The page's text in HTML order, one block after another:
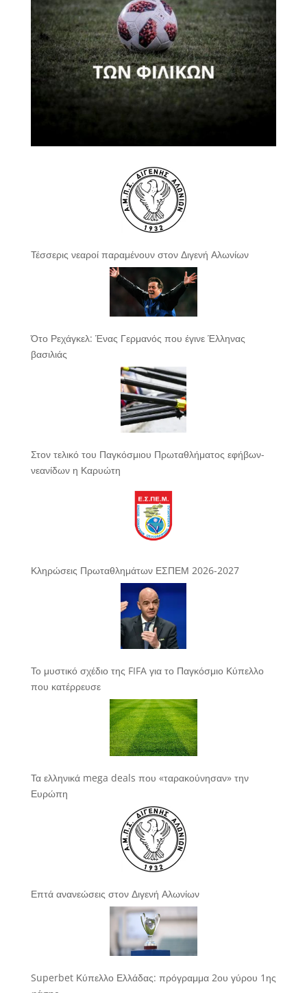
Τέσσερις νεαροί παραμένουν στον Διγενή Αλωνίων
Ότο Ρεχάγκελ: Ένας Γερμανός που έγινε Έλληνας
βασιλιάς
Στον τελικό του Παγκόσμιου Πρωταθλήματος εφήβων-
νεανίδων η Καρυώτη
Κληρώσεις Πρωταθλημάτων ΕΣΠΕΜ 2026-2027
Το μυστικό σχέδιο της FIFA για το Παγκόσμιο Κύπελλο
που κατέρρευσε
Τα ελληνικά mega deals που «ταρακούνησαν» την
Ευρώπη
Επτά ανανεώσεις στον Διγενή Αλωνίων
Superbet Κύπελλο Ελλάδας: πρόγραμμα 2ου γύρου 1ης